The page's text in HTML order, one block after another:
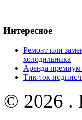
Интересное
Ремонт или
холодильника
Аренда премиум
Тик-ток
© 2026 .